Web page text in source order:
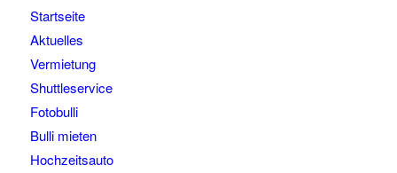
Startseite
Aktuelles
Vermietung
Shuttleservice
Fotobulli
Bulli mieten
Hochzeitsauto